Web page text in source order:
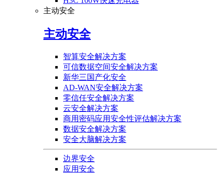
主动安全
主动安全
智算安全解决方案
可信数据空间安全解决方案
新华三国产化安全
AD-WAN安全解决方案
零信任安全解决方案
云安全解决方案
商用密码应用安全性评估解决方案
数据安全解决方案
安全大脑解决方案
边界安全
应用安全